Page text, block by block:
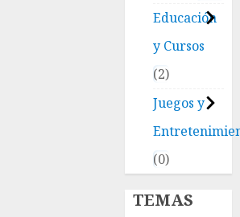
Educación
y Cursos
2
Juegos y
0
TEMAS